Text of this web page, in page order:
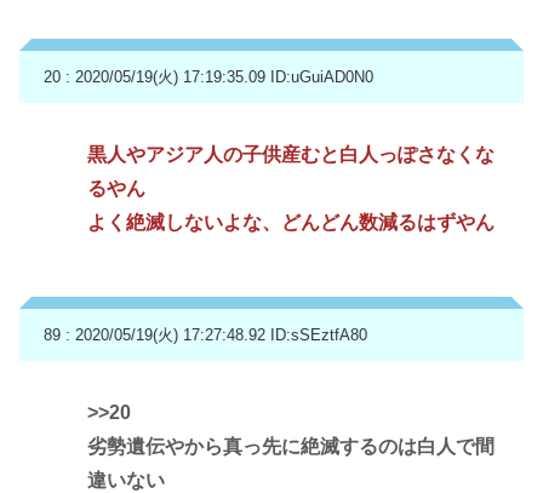
20 : 2020/05/19(火) 17:19:35.09 ID:uGuiAD0N0
黒人やアジア人の子供産むと白人っぽさなくな
るやん
よく絶滅しないよな、どんどん数減るはずやん
89 : 2020/05/19(火) 17:27:48.92 ID:sSEztfA80
>>20
劣勢遺伝やから真っ先に絶滅するのは白人で間
違いない